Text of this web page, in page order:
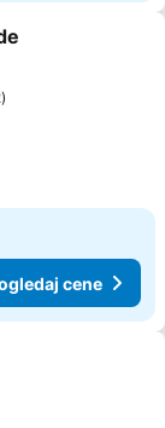
cene